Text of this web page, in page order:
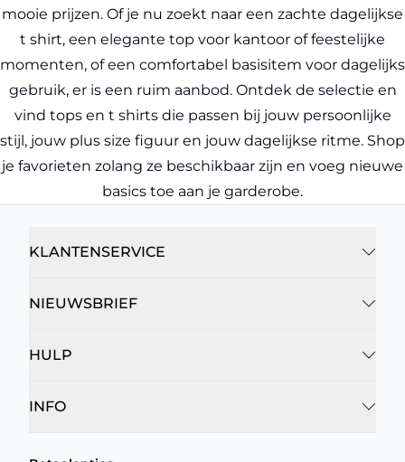
mooie prijzen. Of je nu zoekt naar een zachte dagelijkse
t shirt, een elegante top voor kantoor of feestelijke
momenten, of een comfortabel basisitem voor dagelijks
gebruik, er is een ruim aanbod. Ontdek de selectie en
vind tops en t shirts die passen bij jouw persoonlijke
stijl, jouw plus size figuur en jouw dagelijkse ritme. Shop
je favorieten zolang ze beschikbaar zijn en voeg nieuwe
basics toe aan je garderobe.
KLANTENSERVICE
NIEUWSBRIEF
HULP
INFO